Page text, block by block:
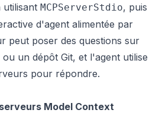
utilisant MCPServerStdio, puis
d'agent alimentée par
peut poser des questions sur
un dépôt Git, et l'agent utilise
pour répondre.
Model Context